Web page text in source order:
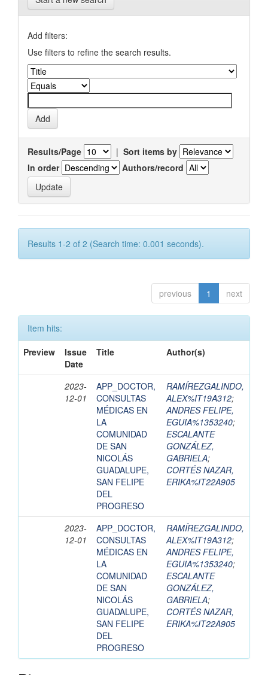
Add filters:
Use filters to refine the search results.
Results/Page | Sort items by
In order
Authors/record
Results 1-2 of 2 (Search time: 0.001 seconds).
previous 1 next
Item hits:
Preview
Issue
Date
Title Author(s)
2023-
12-01
APP_DOCTOR,
CONSULTAS
MÉDICAS EN
LA
COMUNIDAD
DE SAN
NICOLÁS
GUADALUPE,
SAN FELIPE
DEL
PROGRESO
RAMÍREZGALINDO,
ALEX%IT19A312;
ANDRES FELIPE,
EGUIA%1353240;
ESCALANTE
GONZÁLEZ,
GABRIELA;
CORTÉS NAZAR,
ERIKA%IT22A905
2023-
12-01
APP_DOCTOR,
CONSULTAS
MÉDICAS EN
LA
COMUNIDAD
DE SAN
NICOLÁS
GUADALUPE,
SAN FELIPE
DEL
PROGRESO
RAMÍREZGALINDO,
ALEX%IT19A312;
ANDRES FELIPE,
EGUIA%1353240;
ESCALANTE
GONZÁLEZ,
GABRIELA;
CORTÉS NAZAR,
ERIKA%IT22A905